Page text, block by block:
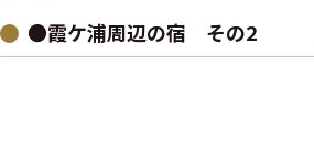
●霞ケ浦周辺の宿 その2